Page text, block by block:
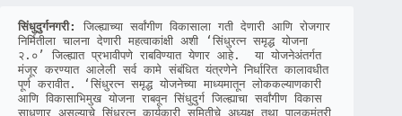
सिंधुदुर्गनगरी:
जिल्ह्याच्या सर्वांगीण विकासाला गती देणारी आणि रोजगार
निर्मितीला चालना देणारी महत्वाकांक्षी अशी ‘सिंधुरत्न समृद्ध योजना
२.०’ जिल्ह्यात प्रभावीपणे राबविण्यात येणार आहे.  या योजनेअंतर्गत
मंजूर करण्यात आलेली सर्व कामे संबंधित यंत्रणेने निर्धारित कालावधीत
पूर्ण करावीत. ‘सिंधुरत्न समृद्ध योजनेच्या माध्यमातून लोककल्याणकारी
आणि विकासाभिमुख योजना राबवून सिंधुदुर्ग जिल्ह्याचा सर्वांगीण विकास
साधणार असल्याचे सिंधुरत्न कार्यकारी समितीचे अध्यक्ष तथा पालकमंत्री